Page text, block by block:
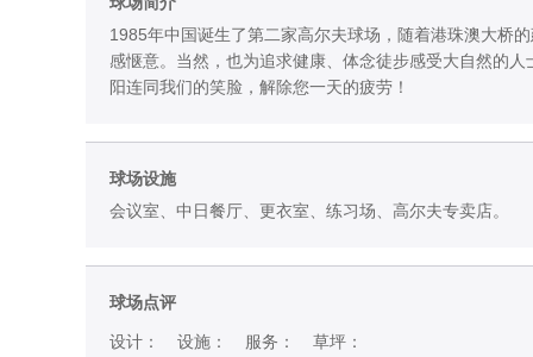
1985年中国诞生了第二家高尔夫球场，随着港珠澳大桥
感惬意。当然，也为追求健康、体念徒步感受大自然的
阳连同我们的笑脸，解除您一天的疲劳！
球场设施
会议室、中日餐厅、更衣室、练习场、高尔夫专卖店。
球场点评
设计： 设施： 服务： 草坪：